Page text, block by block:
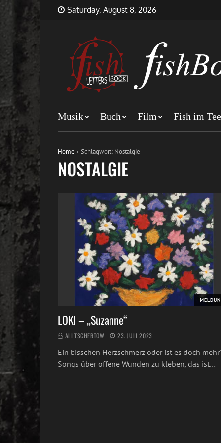
content
FishBookLetters
Musik,
Buch…
Saturday, August 8, 2026
Musik Buch Film Fish im Tee
Home Schlagwort: Nostalgie
NOSTALGIE
LOKI – „Suzanne“
ALI TSCHERTOW 23. JULI 2023
Ein bisschen Herzschmerz oder ist es doch
Songs über offene Wunden zu kleben, das ist…